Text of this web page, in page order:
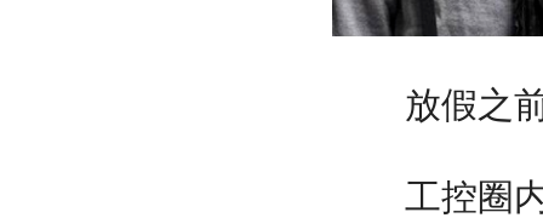
放假之前
工控圈内